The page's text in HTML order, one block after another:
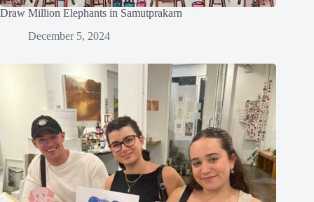
Draw Million Elephants in Samutprakarn
December 5, 2024